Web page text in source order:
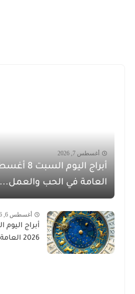
أغسطس 7, 2026
العامة في الحب والعمل...
أغسطس 6, 2026
2026 العامة في الحب والعمل...